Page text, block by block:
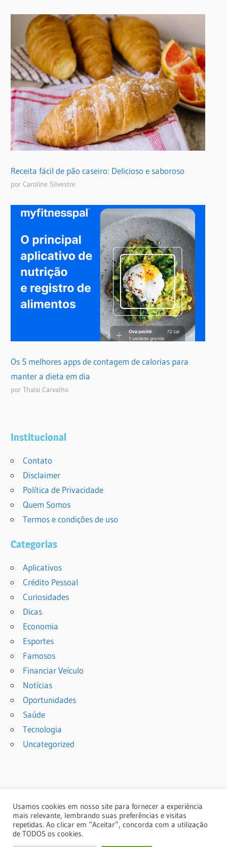
Receita fácil de pão caseiro: Delicioso e saboroso
por Caroline Silvestre
Os 5 melhores apps de contagem de calorias para
manter a dieta em dia
por Thaisi Carvalho
Institucional
Contato
Disclaimer
Política de Privacidade
Quem Somos
Termos e condições de uso
Categorias
Aplicativos
Crédito Pessoal
Curiosidades
Dicas
Economia
Esportes
Famosos
Financiar Veículo
Notícias
Oportunidades
Saúde
Tecnologia
Uncategorized
Usamos cookies em nosso site para fornecer a experiência
mais relevante, lembrando suas preferências e visitas
repetidas. Ao clicar em “Aceitar”, concorda com a utilização
de TODOS os cookies.